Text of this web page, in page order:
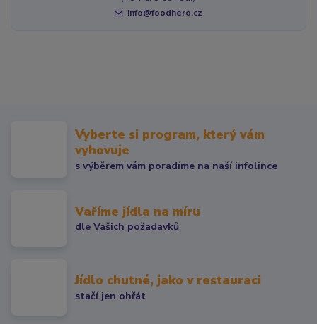
info@foodhero.cz
Vyberte si program, který vám
vyhovuje
s výběrem vám poradíme na naší infolince
Vaříme jídla na míru
dle Vašich požadavků
Jídlo chutné, jako v restauraci
stačí jen ohřát